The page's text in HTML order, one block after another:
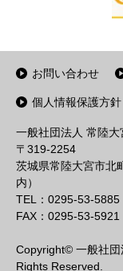
お問い合わせ
個人情報保護方
一般社団法人 常陸
〒319-2254
茨城県常陸大宮市
内）
TEL：0295-53-5885
FAX：0295-53-5921
Copyright© 一般社
Rights Reserved.